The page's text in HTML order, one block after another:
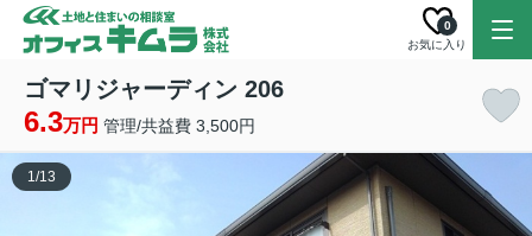
お気に入り
0
ゴマリジャーディン 206
6.3万円 管理/共益費 3,500円
1/13